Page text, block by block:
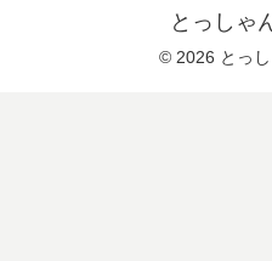
とっしゃ
© 2026 とっ